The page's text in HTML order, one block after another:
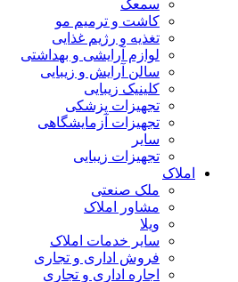
سمعک
کاشت و ترمیم مو
تغذیه و رژیم غذایی
لوازم آرایشی و بهداشتی
سالن آرایش و زیبایی
کلینیک زیبایی
تجهیزات پزشکی
تجهیزات آزمایشگاهی
سایر
تجهیزات زیبایی
املاک
ملک صنعتی
مشاور املاک
ویلا
سایر خدمات املاک
فروش اداری و تجاری
اجاره اداری و تجاری